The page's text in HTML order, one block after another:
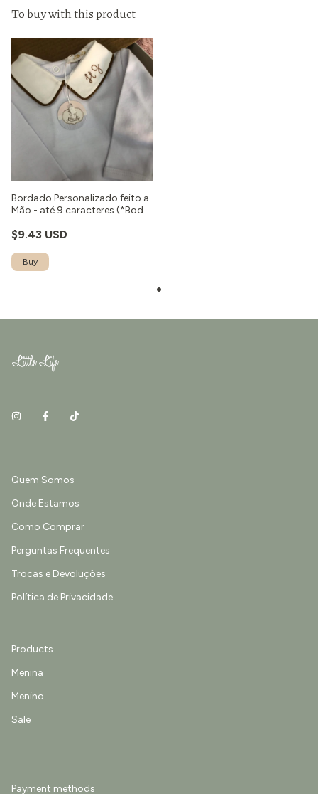
To buy with this product
Bordado Personalizado feito a
Mão - até 9 caracteres (*Body
$9.43 USD
Quem Somos
Onde Estamos
Como Comprar
Perguntas Frequentes
Trocas e Devoluções
Política de Privacidade
Products
Menina
Menino
Sale
Payment methods